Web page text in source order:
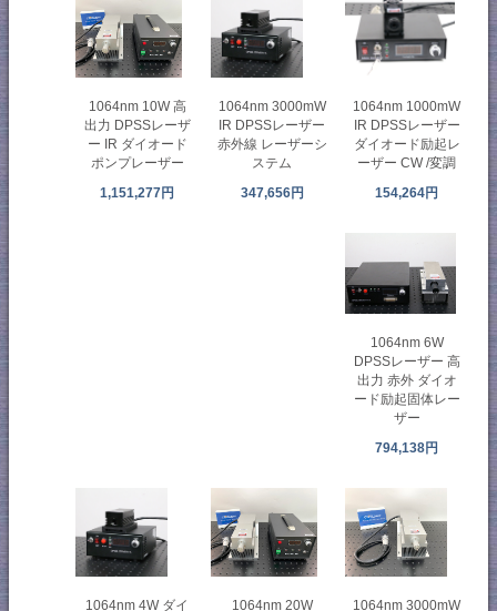
1064nm 10W 高
出力 DPSSレーザ
ー IR ダイオード
ポンプレーザー
1,151,277円
1064nm 3000mW
IR DPSSレーザー
赤外線 レーザーシ
ステム
347,656円
1064nm 1000mW
IR DPSSレーザー
ダイオード励起レ
ーザー CW /変調
154,264円
1064nm 6W
DPSSレーザー 高
出力 赤外 ダイオ
ード励起固体レー
ザー
794,138円
1064nm 4W ダイ
1064nm 20W
1064nm 3000mW